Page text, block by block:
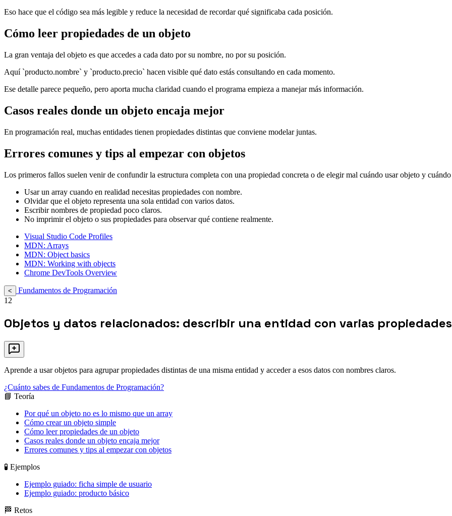
Eso hace que el código sea más legible y reduce la necesidad de recordar qué significaba cada posición.
Cómo leer propiedades de un objeto
La gran ventaja del objeto es que accedes a cada dato por su nombre, no por su posición.
Aquí `producto.nombre` y `producto.precio` hacen visible qué dato estás consultando en cada momento.
Ese detalle parece pequeño, pero aporta mucha claridad cuando el programa empieza a manejar más información.
Casos reales donde un objeto encaja mejor
En programación real, muchas entidades tienen propiedades distintas que conviene modelar juntas.
Errores comunes y tips al empezar con objetos
Los primeros fallos suelen venir de confundir la estructura completa con una propiedad concreta o de elegir mal cuándo usar objeto y cuándo
Usar un array cuando en realidad necesitas propiedades con nombre.
Olvidar que el objeto representa una sola entidad con varios datos.
Escribir nombres de propiedad poco claros.
No imprimir el objeto o sus propiedades para observar qué contiene realmente.
Visual Studio Code Profiles
MDN: Arrays
MDN: Object basics
MDN: Working with objects
Chrome DevTools Overview
<
Fundamentos de Programación
12
Objetos y datos relacionados: describir una entidad con varias propiedades
Aprende a usar objetos para agrupar propiedades distintas de una misma entidad y acceder a esos datos con nombres claros.
¿Cuánto sabes de Fundamentos de Programación?
📘 Teoría
Por qué un objeto no es lo mismo que un array
Cómo crear un objeto simple
Cómo leer propiedades de un objeto
Casos reales donde un objeto encaja mejor
Errores comunes y tips al empezar con objetos
🧪 Ejemplos
Ejemplo guiado: ficha simple de usuario
Ejemplo guiado: producto básico
🏁 Retos